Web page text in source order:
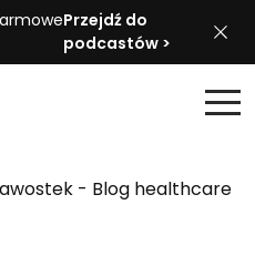
Przejdź do
podcastów >
- Blog healthcare